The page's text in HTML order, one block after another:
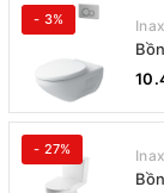
- 3% Inax
- 27% Inax